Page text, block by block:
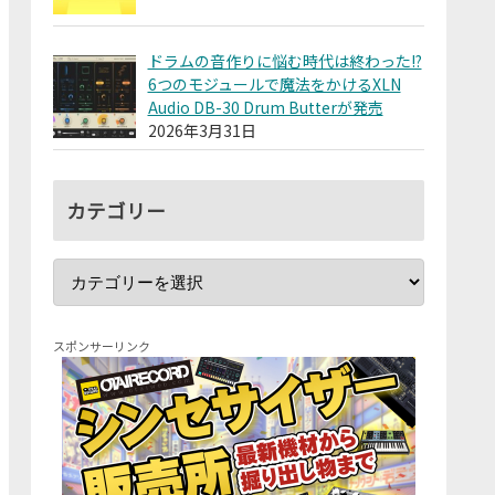
ドラムの音作りに悩む時代は終わった!?
6つのモジュールで魔法をかけるXLN
Audio DB-30 Drum Butterが発売
2026年3月31日
カテゴリー
スポンサーリンク